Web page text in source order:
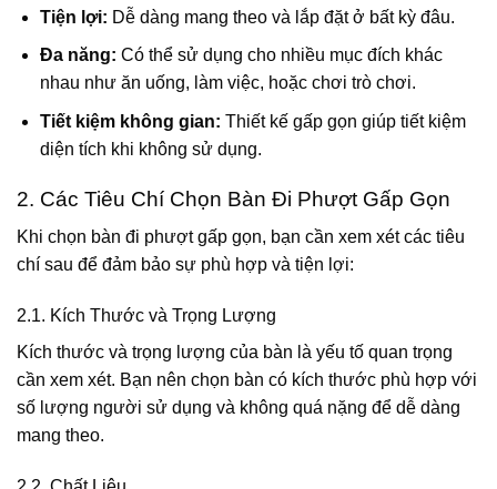
Tiện lợi: Dễ dàng mang theo và lắp đặt ở bất kỳ đâu.
Đa năng: Có thể sử dụng cho nhiều mục đích khác
nhau như ăn uống, làm việc, hoặc chơi trò chơi.
Tiết kiệm không gian: Thiết kế gấp gọn giúp tiết kiệm
diện tích khi không sử dụng.
2. Các Tiêu Chí Chọn Bàn Đi Phượt Gấp Gọn
Khi chọn bàn đi phượt gấp gọn, bạn cần xem xét các tiêu
chí sau để đảm bảo sự phù hợp và tiện lợi:
2.1. Kích Thước và Trọng Lượng
Kích thước và trọng lượng của bàn là yếu tố quan trọng
cần xem xét. Bạn nên chọn bàn có kích thước phù hợp với
số lượng người sử dụng và không quá nặng để dễ dàng
mang theo.